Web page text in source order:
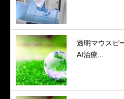
透明マウスピ
AI治療...